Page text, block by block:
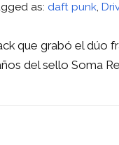
as: daft punk,
que grabó el dúo
del sello Soma